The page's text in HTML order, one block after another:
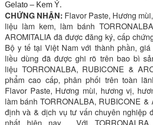
Gelato – Kem Ý.
CHỨNG NHẬN: Flavor Paste, Hương
liệu làm kem, làm bánh
AROMITALIA đã được đăng ký, cấp
Bộ y tế tại Việt Nam với thành phần,
liều dùng đã được ghi rõ trên bao bì
liệu TORRONALBA, RUBICONE &
phẩm cao cấp, phân phối trên toàn
Flavor Paste, Hương mùi, hương vị,
làm bánhTORRONALBA, RUBICONE &
định và & dịch vụ tư vấn chuyên nghiệp